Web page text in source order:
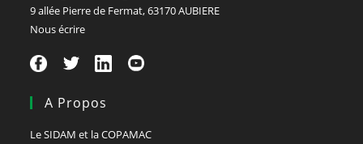
9 allée Pierre de Fermat, 63170 AUBIERE
Nous écrire
A Propos
Le SIDAM et la COPAMAC